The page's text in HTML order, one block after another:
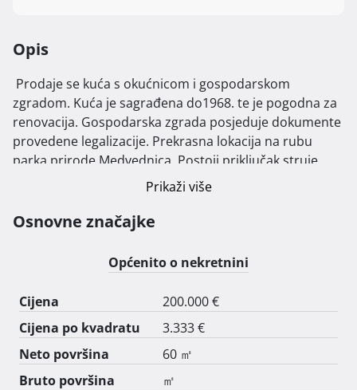
Opis
zgradom. Kuća je sagrađena do1968. te je pogodna za
renovacija. Gospodarska zgrada posjeduje dokumente
provedene legalizacije. Prekrasna lokacija na rubu
parka prirode Medvednica. Postoji priključak struje,
vode, plina i kanalizacije. Nalazi se u neposrednoj
445, ko Gornje Vrapče. Kontakt: 0989713214 ili
Prikaži više
Osnovne značajke
Općenito o nekretnini
Cijena
200.000 €
Cijena po kvadratu
3.333 €
Neto površina
60 ㎡
Bruto površina
㎡